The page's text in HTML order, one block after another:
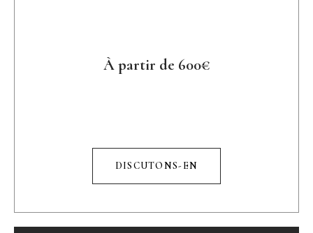
À partir de 600€
DISCUTONS-EN